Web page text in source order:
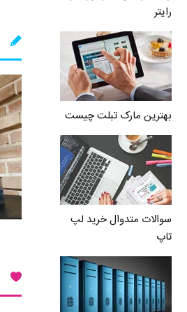
رایتر
بهترین مارک تبلت چیست
سوالات متدوال خرید لپ
تاپ